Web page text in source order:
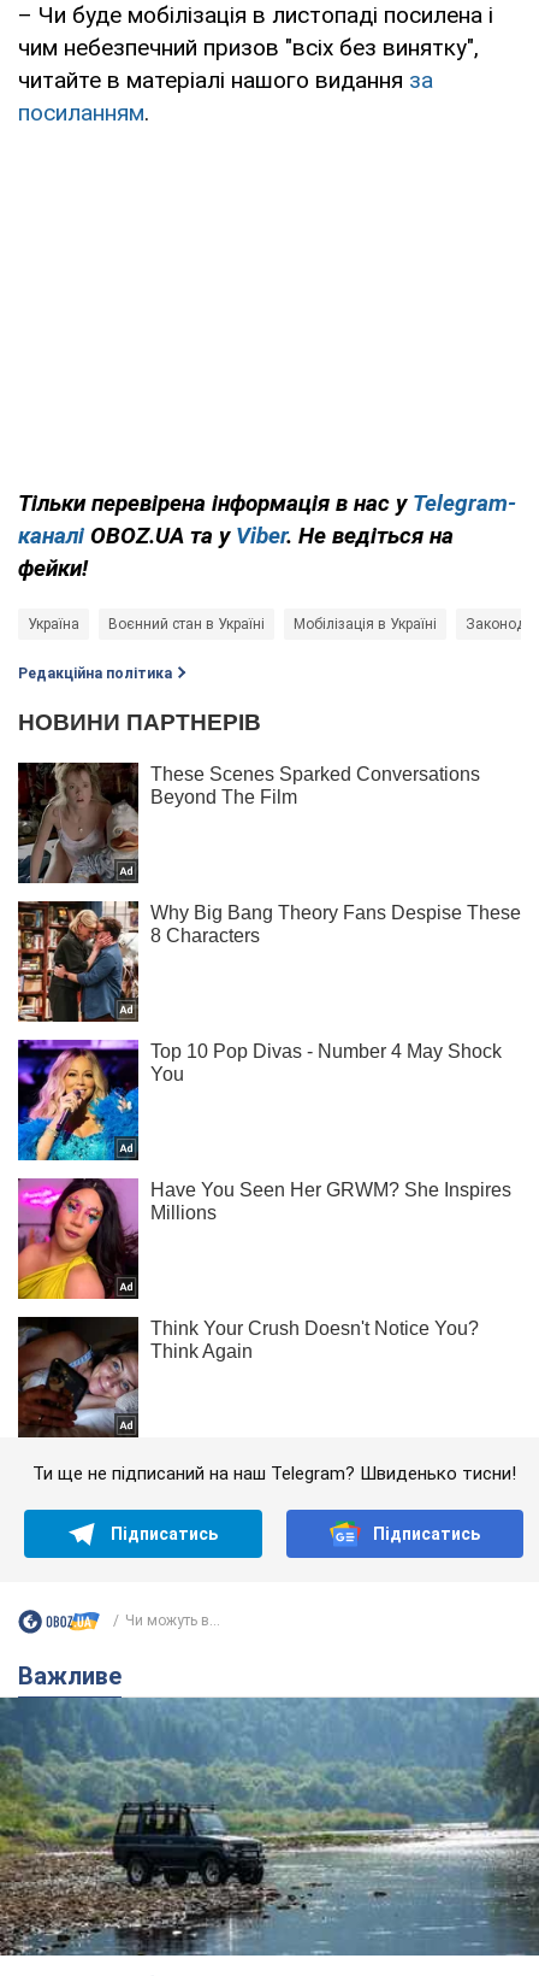
– Чи буде мобілізація в листопаді посилена і
чим небезпечний призов "всіх без винятку",
читайте в матеріалі нашого видання за
посиланням.
Тільки перевірена інформація в нас у Telegram-
каналі OBOZ.UA та у Viber. Не ведіться на
фейки!
Україна Воєнний стан в Україні Мобілізація в Україні
Редакційна політика
Ти ще не підписаний на наш Telegram? Швиденько тисни!
Підписатись Підписатись
Чи можуть в...
Важливе